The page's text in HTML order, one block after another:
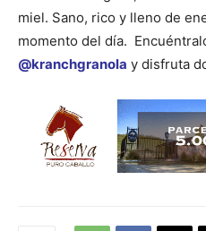
miel. Sano, rico y lleno de
momento del día.
@kranchgranola y disfruta